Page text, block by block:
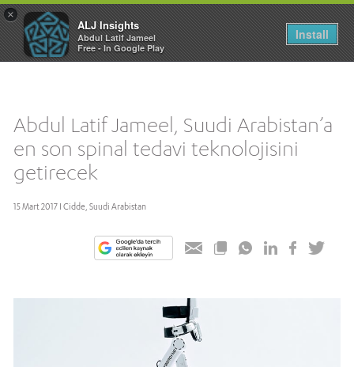
×
ALJ Insights
Abdul Latif Jameel
Free - In Google Play
Install
Toggle
navigation
Abdul Latif Jameel, Suudi Arabistan’a
en son spinal tedavi teknolojisini
getirecek
15 Mart 2017 I Cidde, Suudi Arabistan